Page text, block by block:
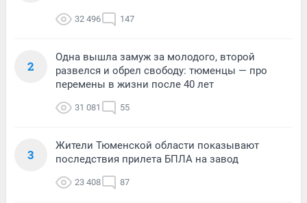
32 496 147
2
Одна вышла замуж за молодого, второй
развелся и обрел свободу: тюменцы — про
перемены в жизни после 40 лет
31 081 55
3
Жители Тюменской области показывают
последствия прилета БПЛА на завод
23 408 87